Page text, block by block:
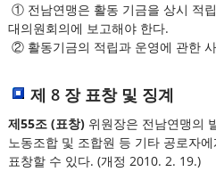
① 전남연맹은 활동 기금을 상시 적
대의원회의에 보고해야 한다.
② 활동기금의 적립과 운영에 관한
제 8 장 표창 및 징계
제55조 (표창)위원장은 전남연맹의
노동조합 및 조합원 등 기타 공로자
표창할 수 있다. (개정 2010. 2. 19.)